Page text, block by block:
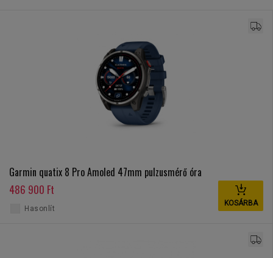
Garmin quatix 8 Pro Amoled 47mm pulzusmérő óra
486 900 Ft
KOSÁRBA
Hasonlít